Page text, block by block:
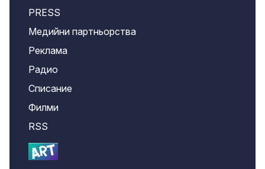
PRESS
Медийни партньорства
Реклама
Радио
Списание
Филми
RSS